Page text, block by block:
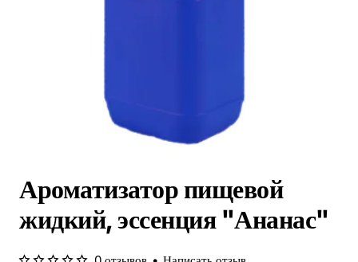
Ароматизатор пищевой
жидкий, эссенция "Ананас"